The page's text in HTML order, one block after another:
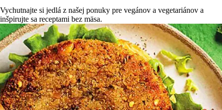
Vychutnajte si jedlá z našej ponuky pre vegánov a vegetariánov a
inšpirujte sa receptami bez mäsa.